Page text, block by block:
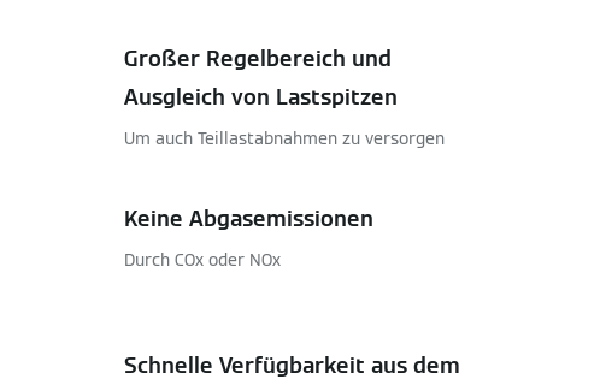
Großer Regelbereich und
Ausgleich von Lastspitzen
Um auch Teillastabnahmen zu versorgen
Keine Abgasemissionen
Durch COx oder NOx
Schnelle Verfügbarkeit aus dem